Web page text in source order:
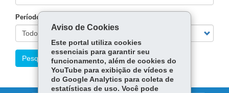
Período
Pesquisar
Aviso de Cookies
Este portal utiliza cookies
essenciais para garantir seu
funcionamento, além de cookies do
YouTube para exibição de vídeos e
do Google Analytics para coleta de
estatísticas de uso. Você pode